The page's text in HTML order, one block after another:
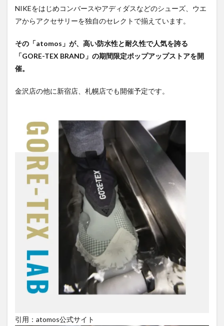
NIKEをはじめコンバースやアディダスなどのシューズ、ウエ
アからアクセサリーを独自のセレクトで揃えています。
その「atomos」が、高い防水性と耐久性で人気を誇る
「GORE-TEX BRAND」の期間限定ポップアップストアを開
催。
金沢店の他に新宿店、札幌店でも開催予定です。
引用：atomos公式サイト